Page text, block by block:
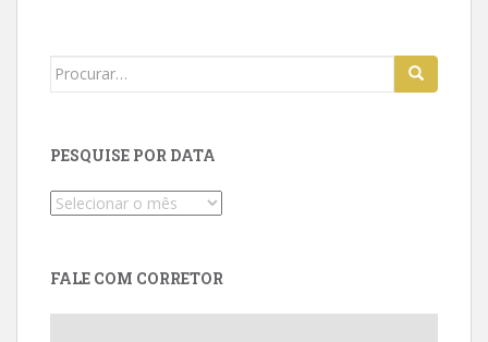
Search
PESQUISE POR DATA
Pesquise
FALE COM CORRETOR